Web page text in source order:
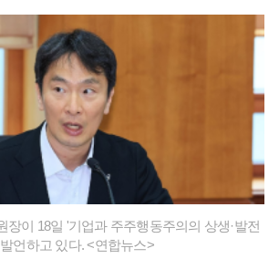
장이 18일 '기업과 주주행동주의의 상생·발전
언하고 있다. <연합뉴스>